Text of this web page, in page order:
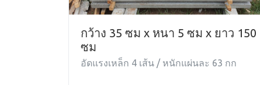
กว้าง 35 ซม x หนา 5 ซม x ยาว 150
ซม
อัดแรงเหล็ก 4 เส้น / หนักแผ่นละ 63 กก